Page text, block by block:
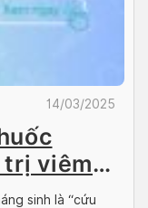
14/03/2025
viêm
sinh là “cứu